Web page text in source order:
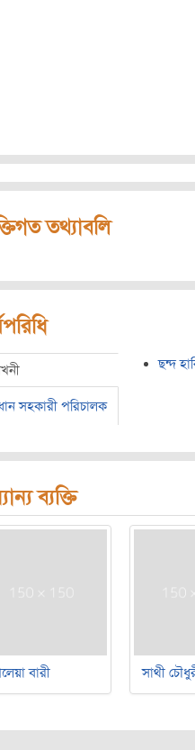
তথ্যাবলি
সহকারী পরিচালক
ছন্দ
ব্যক্তি
বারী সাথী